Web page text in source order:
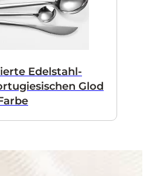
Edelstahl-
Glod